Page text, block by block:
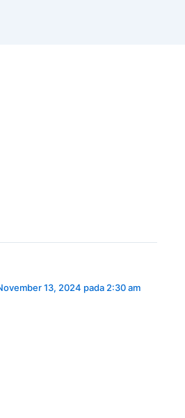
13, 2024 pada 2:30 am